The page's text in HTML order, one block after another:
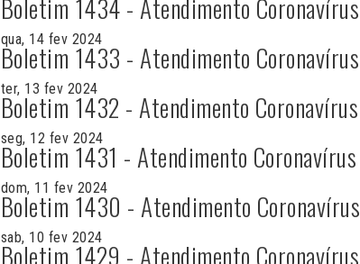
Boletim 1434 - Atendimento Coronavírus
qua, 14 fev 2024
Boletim 1433 - Atendimento Coronavírus
ter, 13 fev 2024
Boletim 1432 - Atendimento Coronavírus
seg, 12 fev 2024
Boletim 1431 - Atendimento Coronavírus
dom, 11 fev 2024
Boletim 1430 - Atendimento Coronavírus
sab, 10 fev 2024
Boletim 1429 - Atendimento Coronavírus